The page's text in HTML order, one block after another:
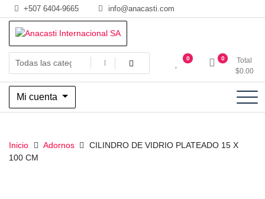
Saltar
al
contenido
+507 6404-9665 info@anacasti.com
Anacasti Internacional SA
Ventas de productos al por mayor de flores y plantas. juguetes,
navidad, religioso y adornos
0 0
Total
$0.00
Mi cuenta
Inicio Adornos
CILINDRO DE VIDRIO PLATEADO 15 X
100 CM